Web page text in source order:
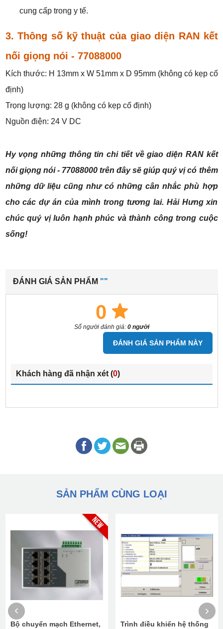
cung cấp trong y tế.
3. Thông số kỹ thuật của giao diện RAN kết
nối giọng nói - 77088000
Kích thước: H 13mm x W 51mm x D 95mm (không có kẹp cố
định)
Trọng lượng: 28 g (không có kẹp cố định)
Nguồn điện: 24 V DC
Hy vọng những thông tin chi tiết vềgiao diện RAN kết
nối giọng nói - 77088000 trên đây sẽ giúp quý vị có thêm
những dữ liệu cũng như có những cân nhắc phù hợp
cho các dự án của mình trong tương lai. Hải Hưng xin
chúc quý vị luôn hạnh phúc và thành công trong cuộc
sống!
ĐÁNH GIÁ SẢN PHẨM ""
0
Số người đánh giá: 0 người
ĐÁNH GIÁ SẢN PHẨM NÀY
Khách hàng đã nhận xét (0)
SẢN PHẨM CÙNG LOẠI
Bộ chuyển mạch Ethernet,
Trình điều khiển hệ thống